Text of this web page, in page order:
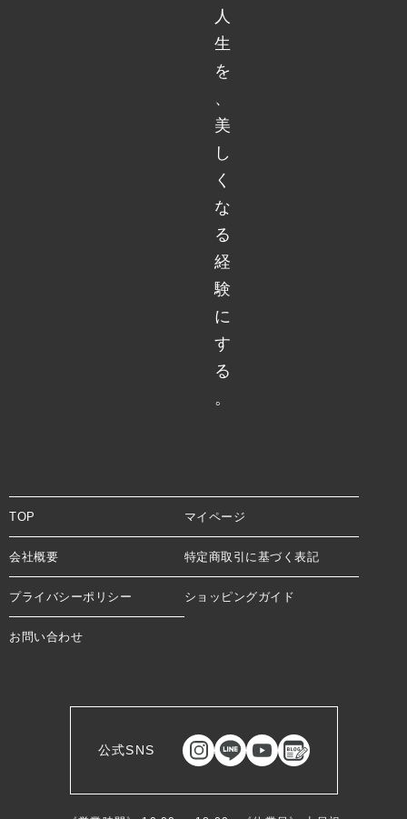
人
生
を
、
美
し
く
な
る
経
験
に
す
る
。
TOP マイページ
会社概要 特定商取引に基づく表記
プライバシーポリシー ショッピングガイド
お問い合わせ
公式SNS